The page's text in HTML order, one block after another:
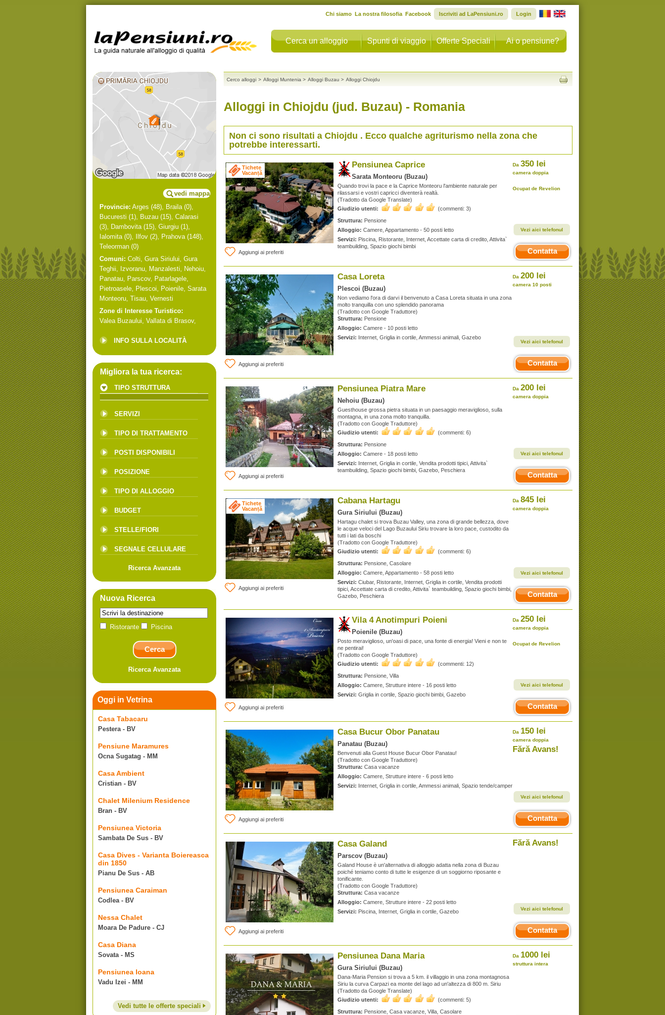
Cerca un alloggio Spunti di viaggio Offerte Speciali Ai o pensiune?
Chi siamo La nostra filosofia Facebook Iscriviti ad LaPensiuni.ro Login
vedi mappa
Provincie: Arges (48), Braila(0),
Bucuresti (1), Buzau (15), Calarasi
(3), Dambovita(15), Giurgiu (1),
Ialomita(0), Ilfov (2), Prahova(148),
Teleorman (0)
Comuni: Colti, Gura Siriului, Gura
Teghii, Izvoranu, Manzalesti, Nehoiu,
Panatau, Parscov, Patarlagele,
Pietroasele, Plescoi, Poienile, Sarata
Monteoru, Tisau, Vernesti
Zone di Interesse Turistico:
Valea Buzaului, Vallata di Brasov,
INFO SULLA LOCALITÀ
Migliora la tua ricerca:
TIPO STRUTTURA
SERVIZI
TIPO DI TRATTAMENTO
POSTI DISPONIBILI
POSIZIONE
TIPO DI ALLOGGIO
BUDGET
STELLE/FIORI
SEGNALE CELLULARE
Ricerca Avanzata
Nuova Ricerca
Ristorante Piscina
Ricerca Avanzata
Oggi in Vetrina
Casa Tabacaru
Pestera - BV
Pensiune Maramures
Ocna Sugatag - MM
Casa Ambient
Cristian - BV
Chalet Milenium Residence
Bran - BV
Pensiunea Victoria
Sambata De Sus - BV
Casa Dives - Varianta Boiereasca
din 1850
Pianu De Sus - AB
Pensiunea Caraiman
Codlea - BV
Nessa Chalet
Moara De Padure - CJ
Casa Diana
Sovata - MS
Pensiunea Ioana
Vadu Izei - MM
Vedi tutte le offerte speciali
Cerco alloggi > Alloggi Muntenia > Alloggi Buzau > Alloggi Chiojdu
Alloggi in Chiojdu (jud. Buzau) - Romania
Non ci sono risultati a Chiojdu . Ecco qualche agriturismo nella zona che
potrebbe interessarti.
Tichete
Vacanță
Aggiungi ai preferiti
Pensiunea Caprice
Sarata Monteoru (Buzau)
Quando trovi la pace e la Caprice Monteoru l'ambiente naturale per
rilassarsi e vostri capricci diventerà realtà.
(Tradotto da Google Translate)
Giudizio utenti:
(commenti: 3)
Struttura: Pensione
Alloggio: Camere, Appartamento - 50 posti letto
Servizi: Piscina, Ristorante, Internet, Accettate carta di credito, Attivita`
teambuilding, Spazio giochi bimbi
Da 350 lei
camera doppia
Ocupat de Revelion
Vezi aici telefonul
Contatta
Aggiungi ai preferiti
Casa Loreta
Plescoi (Buzau)
Non vediamo l'ora di darvi il benvenuto a Casa Loreta situata in una zona
molto tranquilla con uno splendido panorama
(Tradotto con Google Traduttore)
Struttura: Pensione
Alloggio: Camere - 10 posti letto
Servizi: Internet, Griglia in cortile, Ammessi animali, Gazebo
Da 200 lei
camera 10 posti
Vezi aici telefonul
Contatta
Aggiungi ai preferiti
Pensiunea Piatra Mare
Nehoiu (Buzau)
Guesthouse grossa pietra situata in un paesaggio meraviglioso, sulla
montagna, in una zona molto tranquilla.
(Tradotto con Google Traduttore)
Giudizio utenti:
(commenti: 6)
Struttura: Pensione
Alloggio: Camere - 18 posti letto
Servizi: Internet, Griglia in cortile, Vendita prodotti tipici, Attivita`
teambuilding, Spazio giochi bimbi, Gazebo, Peschiera
Da 200 lei
camera doppia
Vezi aici telefonul
Contatta
Tichete
Vacanță
Aggiungi ai preferiti
Cabana Hartagu
Gura Siriului (Buzau)
Hartagu chalet si trova Buzau Valley, una zona di grande bellezza, dove
le acque veloci del Lago Buzaului Siriu trovare la loro pace, custodito da
tutti i lati da boschi
(Tradotto con Google Traduttore)
Giudizio utenti:
(commenti: 6)
Struttura: Pensione, Casolare
Alloggio: Camere, Appartamento - 58 posti letto
Servizi: Ciubar, Ristorante, Internet, Griglia in cortile, Vendita prodotti
tipici, Accettate carta di credito, Attivita` teambuilding, Spazio giochi bimbi,
Gazebo, Peschiera
Da 845 lei
camera doppia
Vezi aici telefonul
Contatta
Aggiungi ai preferiti
Vila 4 Anotimpuri Poieni
Poienile (Buzau)
Posto meraviglioso, un'oasi di pace, una fonte di energia! Vieni e non te
ne pentirai!
(Tradotto con Google Traduttore)
Giudizio utenti:
(commenti: 12)
Struttura: Pensione, Villa
Alloggio: Camere, Strutture intere - 16 posti letto
Servizi: Griglia in cortile, Spazio giochi bimbi, Gazebo
Da 250 lei
camera doppia
Ocupat de Revelion
Vezi aici telefonul
Contatta
Aggiungi ai preferiti
Casa Bucur Obor Panatau
Panatau (Buzau)
Benvenuti alla Guest House Bucur Obor Panatau!
(Tradotto con Google Traduttore)
Struttura: Casa vacanze
Alloggio: Camere, Strutture intere - 6 posti letto
Servizi: Internet, Griglia in cortile, Ammessi animali, Spazio tende/camper
Da 150 lei
camera doppia
Fără Avans!
Vezi aici telefonul
Contatta
Aggiungi ai preferiti
Casa Galand
Parscov (Buzau)
Galand House è un'alternativa di alloggio adatta nella zona di Buzau
poiché teniamo conto di tutte le esigenze di un soggiorno riposante e
tonificante.
(Tradotto con Google Traduttore)
Struttura: Casa vacanze
Alloggio: Camere, Strutture intere - 22 posti letto
Servizi: Piscina, Internet, Griglia in cortile, Gazebo
Fără Avans!
Vezi aici telefonul
Contatta
Pensiunea Dana Maria
Gura Siriului (Buzau)
Dana-Maria Pension si trova a 5 km. il villaggio in una zona montagnosa
Siriu la curva Carpazi ea monte del lago ad un'altezza di 800 m. Siriu
(Tradotto da Google Translate)
Giudizio utenti:
(commenti: 5)
Struttura: Pensione, Casa vacanze, Villa, Casolare
Da 1000 lei
struttura intera